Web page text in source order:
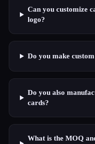
Can you customize
logo?
Do you make
Do you also
cards?
What is the MOQ